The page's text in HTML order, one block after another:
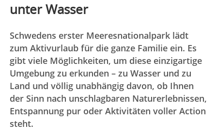
unter Wasser
Schwedens erster Meeresnationalpark lädt
zum Aktivurlaub für die ganze Familie ein. Es
gibt viele Möglichkeiten, um diese einzigartige
Umgebung zu erkunden – zu Wasser und zu
Land und völlig unabhängig davon, ob Ihnen
der Sinn nach unschlagbaren Naturerlebnissen,
Entspannung pur oder Aktivitäten voller Action
steht.